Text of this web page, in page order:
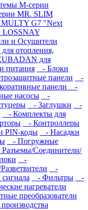
M-серии
MR. SLIM
MULTY G7 "Next
LOSSNAY
и Осушители
отопления,
для
питания
- Блоки
панели
-
панели
-
насосы
-
- Заглушки
-
- Комплекты для
- Контроллеры
PIN-коды
- Насадки
- Погружные
Соединители/
-
-
- Фильтры
-
нагреватели
преобразователи